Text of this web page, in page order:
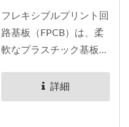
フレキシブルプリント回
路基板（FPCB）は、柔
軟なプラスチック基板、
作られた回路基板の一種
です。柔軟性を持つよう
詳細